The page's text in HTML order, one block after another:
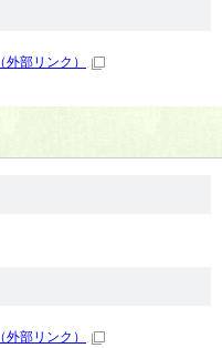
（外部リンク）
（外部リンク）